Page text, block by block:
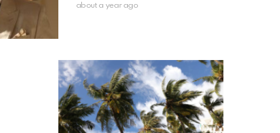
about a year ago